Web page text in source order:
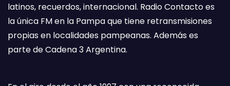
latinos, recuerdos, internacional. Radio Contacto es
la única FM en la Pampa que tiene retransmisiones
propias en localidades pampeanas. Además es
parte de Cadena 3 Argentina.